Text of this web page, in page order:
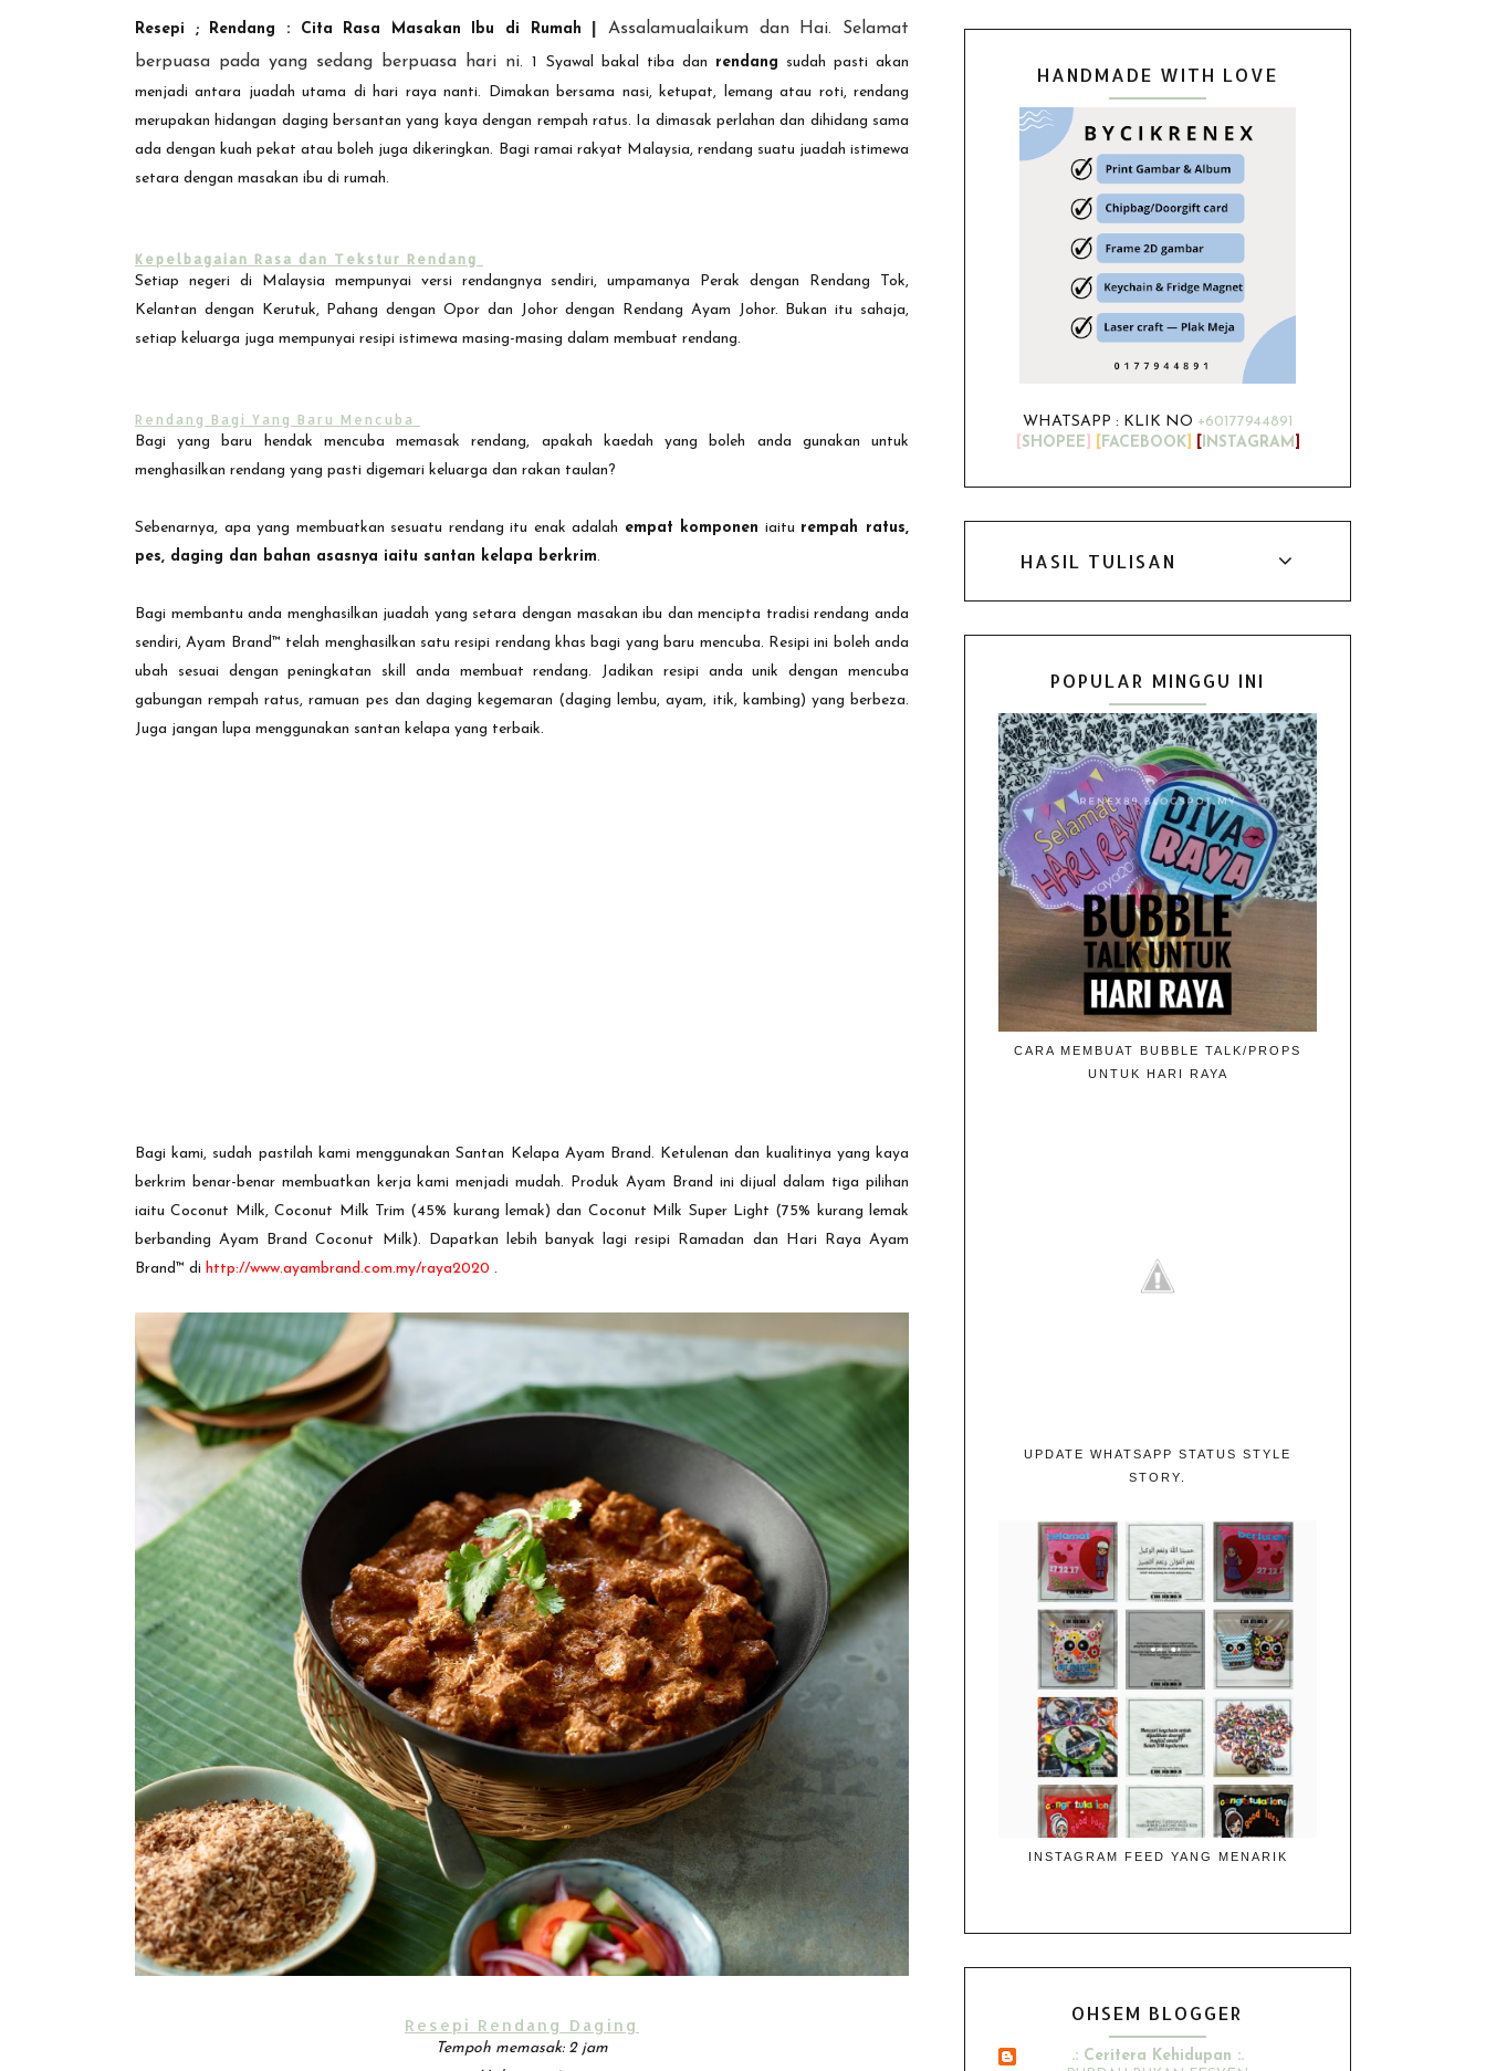
Resepi ; Rendang : Cita Rasa Masakan Ibu di Rumah
Assalamualaikum dan Hai. Selamat
berpuasa pada yang sedang berpuasa hari ni.1 Syawal bakal tiba dan rendang sudah pasti akan
menjadi antara juadah utama di hari raya nanti. Dimakan bersama nasi, ketupat, lemang atau roti, rendang
merupakan hidangan daging bersantan yang kaya dengan rempah ratus. Ia dimasak perlahan dan dihidang sama
ada dengan kuah pekat atau boleh juga dikeringkan. Bagi ramai rakyat Malaysia, rendang suatu juadah istimewa
setara dengan masakan ibu di rumah.
Kepelbagaian Rasa dan Tekstur Rendang
Setiap negeri di Malaysia mempunyai versi rendangnya sendiri, umpamanya Perak dengan Rendang Tok,
Kelantan dengan Kerutuk, Pahang dengan Opor dan Johor dengan Rendang Ayam Johor. Bukan itu sahaja,
setiap keluarga juga mempunyai resipi istimewa masing-masing dalam membuat rendang.
Rendang Bagi Yang Baru Mencuba
Bagi yang baru hendak mencuba memasak rendang, apakah kaedah yang boleh anda gunakan untuk
menghasilkan rendang yang pasti digemari keluarga dan rakan taulan?
Sebenarnya, apa yang membuatkan sesuatu rendang itu enak adalah empat komponen iaitu rempah ratus,
pes, daging dan bahan asasnya iaitu santan kelapa berkrim.
Bagi membantu anda menghasilkan juadah yang setara dengan masakan ibu dan mencipta tradisi rendang anda
sendiri, Ayam Brand™ telah menghasilkan satu resipi rendang khas bagi yang baru mencuba. Resipi ini boleh anda
ubah sesuai dengan peningkatan skill anda membuat rendang. Jadikan resipi anda unik dengan mencuba
gabungan rempah ratus, ramuan pes dan daging kegemaran (daging lembu, ayam, itik, kambing) yang berbeza.
Juga jangan lupa menggunakan santan kelapa yang terbaik.
Bagi kami, sudah pastilah kami menggunakan Santan Kelapa Ayam Brand. Ketulenan dan kualitinya yang kaya
berkrim benar-benar membuatkan kerja kami menjadi mudah. Produk Ayam Brand ini dijual dalam tiga pilihan
iaitu Coconut Milk, Coconut Milk Trim (45% kurang lemak) dan Coconut Milk Super Light (75% kurang lemak
berbanding Ayam Brand Coconut Milk). Dapatkan lebih banyak lagi resipi Ramadan dan Hari Raya Ayam
Brand™ di http://www.ayambrand.com.my/raya2020 .
Resepi Rendang Daging
Tempoh memasak: 2 jam
HANDMADE WITH LOVE
WHATSAPP : KLIK NO +60177944891
[SHOPEE] [FACEBOOK] [INSTAGRAM]
HASIL TULISAN
POPULAR MINGGU INI
CARA MEMBUAT BUBBLE TALK/PROPS
UNTUK HARI RAYA
UPDATE WHATSAPP STATUS STYLE
STORY.
INSTAGRAM FEED YANG MENARIK
OHSEM BLOGGER
.: Ceritera Kehidupan :.